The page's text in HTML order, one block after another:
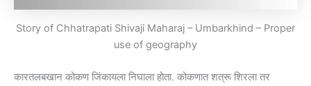
Story of Chhatrapati Shivaji Maharaj – Umbarkhind – Proper
use of geography
कारतलबखान कोकण जिंकायला निघाला होता. कोकणात शत्रू शिरला तर